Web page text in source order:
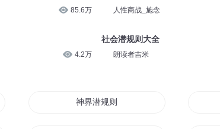
85.6万
4.2万
人性商战_施念
社会潜规则大全
朗读者吉米
神界潜规则